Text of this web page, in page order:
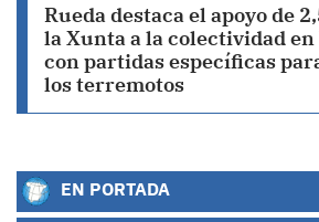
Rueda destaca el apoyo de
la Xunta a la colectividad en
con partidas específicas
los terremotos
EN PORTADA